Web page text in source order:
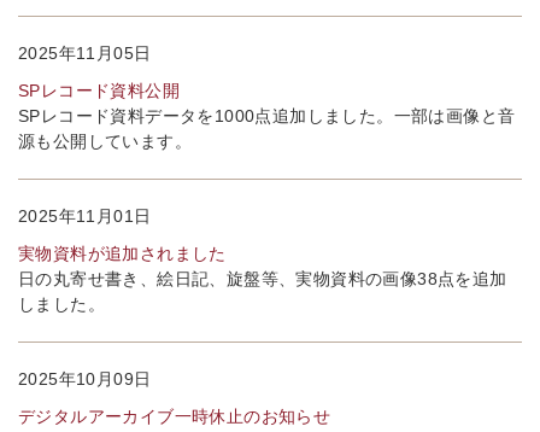
2025年11月05日
SPレコード資料公開
SPレコード資料データを1000点追加しました。一部は画像と音
源も公開しています。
2025年11月01日
実物資料が追加されました
日の丸寄せ書き、絵日記、旋盤等、実物資料の画像38点を追加
しました。
2025年10月09日
デジタルアーカイブ一時休止のお知らせ